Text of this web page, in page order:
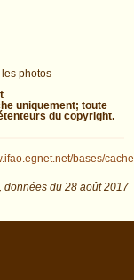
photos
uniquement; toute
du copyright.
bases/
données du 28 août 2017